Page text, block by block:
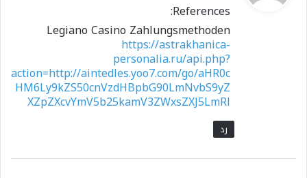
ل
References:
Legiano Casino Zahlungsmethoden
https://astrakhanica-
personalia.ru/api.php?
action=http://aintedles.yoo7.com/go/aHR0c
HM6Ly9kZS50cnVzdHBpbG90LmNvbS9yZ
XZpZXcvYmV5b25kamV3ZWxsZXJ5LmRl
رد